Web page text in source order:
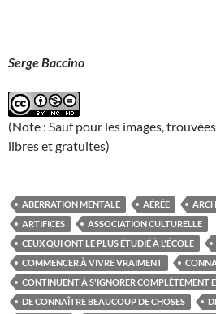
Serge Baccino
(Note : Sauf pour les images,
libres et gratuites)
ABERRATION MENTALE AÉRÉE
ARTIFICES
ASSOCIATION CULTURELLE
CEUX QUI ONT LE PLUS ÉTUDIÉ À L'ÉCOLE
COMMENCER À VIVRE VRAIMENT
CONTINUENT À S'IGNORER COMPLÈTEMENT
DE CONNAÎTRE BEAUCOUP DE CHOSES